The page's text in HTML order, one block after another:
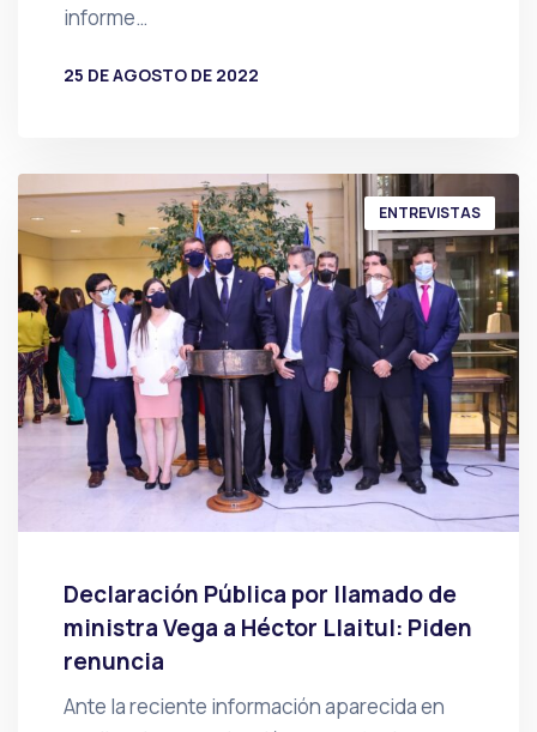
informe…
25 DE AGOSTO DE 2022
ENTREVISTAS
Declaración Pública por llamado de
ministra Vega a Héctor Llaitul: Piden
renuncia
Ante la reciente información aparecida en